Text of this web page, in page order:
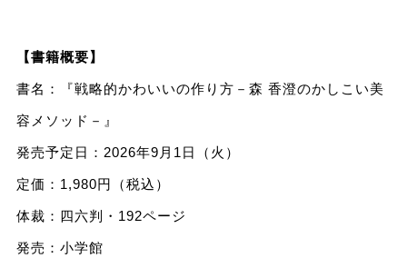
【書籍概要】
書名：『戦略的かわいいの作り方－森 香澄のかしこい美
容メソッド－』
発売予定日：2026年9月1日（火）
定価：1,980円（税込）
体裁：四六判・192ページ
発売：小学館